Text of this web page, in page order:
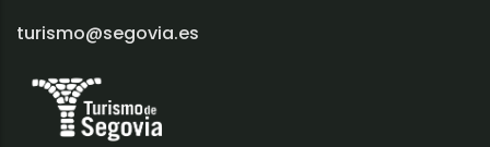
turismo@segovia.es